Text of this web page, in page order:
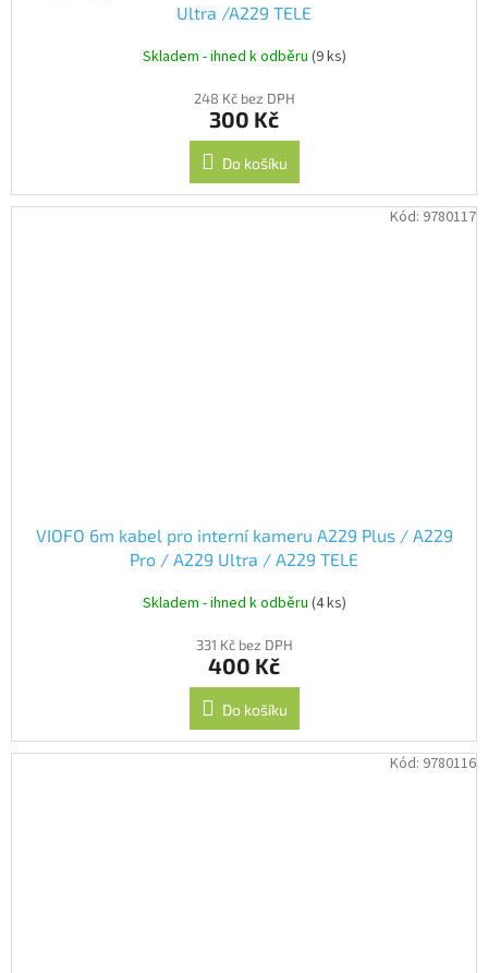
Ultra /A229 TELE
Skladem - ihned k odběru (9 ks)
248 Kč bez DPH
300 Kč
Do košíku
VIOFO 6m kabel pro interní kameru A229 Plus / A229
Pro / A229 Ultra / A229 TELE
Skladem - ihned k odběru (4 ks)
331 Kč bez DPH
400 Kč
Do košíku
Kód: 9780117
Kód: 9780116